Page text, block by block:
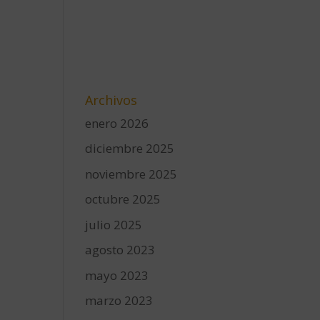
Archivos
enero 2026
diciembre 2025
noviembre 2025
octubre 2025
julio 2025
agosto 2023
mayo 2023
marzo 2023